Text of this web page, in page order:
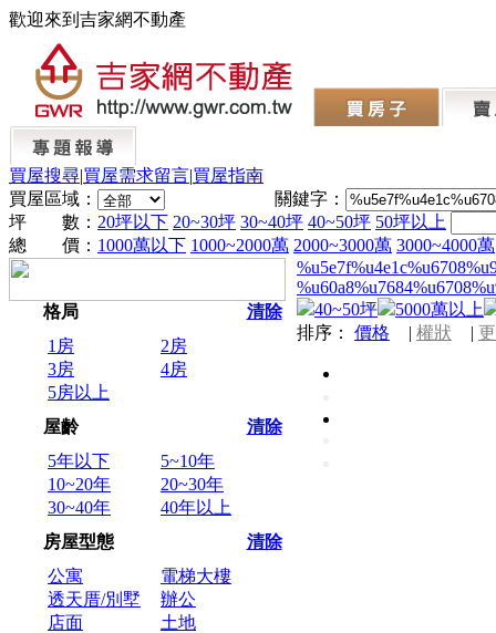
歡迎來到吉家網不動產
買屋搜尋|買屋需求留言|買屋指南
買屋區域：
關鍵字：
坪 數： 20坪以下 20~30坪 30~40坪 40~50坪 50坪以上
總 價： 1000萬以下 1000~2000萬 2000~3000萬 3000~4000萬
格局
清除
1房
2房
3房
4房
5房以上
屋齡
清除
5年以下
5~10年
10~20年
20~30年
30~40年
40年以上
房屋型態
清除
公寓
電梯大樓
透天厝/別墅
辦公
店面
土地
40~50坪
5000萬以上
排序： 價格 | 權狀 |